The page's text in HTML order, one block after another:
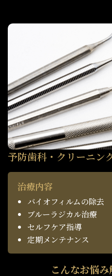
予防歯科・クリーニン
治療内容
バイオフィルムの除去
ブルーラジカル治療
セルフケア指導
定期メンテナンス
こんなお悩み